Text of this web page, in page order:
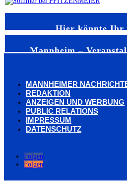
Hier könnte Ihr
Mannheim –
MANNHEIMER
REDAKTION
ANZEIGEN UND WERBUNG
PUBLIC RELATIONS
IMPRESSUM
DATENSCHUTZ
Folgen
Folgen